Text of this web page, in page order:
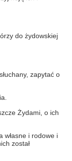
do żydowskiej
zapytać o
Żydami, o ich
własne i rodowe i
został